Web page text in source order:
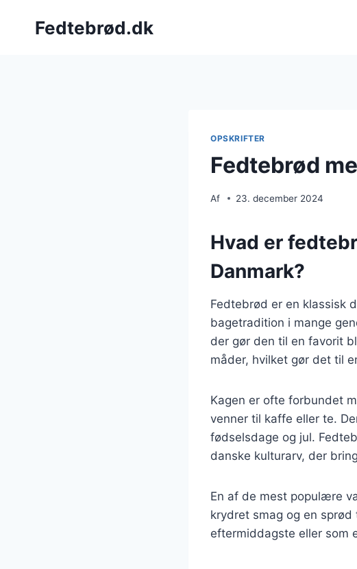
Fedtebrød.dk
OPSKRIFTER
Fedtebrød
Af 23. december 2024
Hvad er
Danmark?
Fedtebrød er en klassisk
bagetradition i mange
der gør den til en favorit
måder, hvilket gør det til
Kagen er ofte forbundet
venner til kaffe eller te.
fødselsdage og jul.
danske kulturarv, der
En af de mest populære
krydret smag og en
eftermiddagste eller som